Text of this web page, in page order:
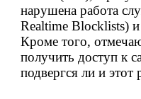
нарушена работа
Realtime Blocklists)
Кроме того,
получить доступ к
подвергся ли и этот